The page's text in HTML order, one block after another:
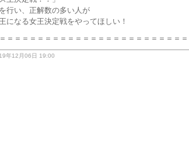
行い、正解数の多い人が
になる女王決定戦をやってほしい！
＝＝＝＝＝＝＝＝＝＝＝＝＝＝＝＝＝＝＝＝＝＝＝
年12月06日 19:00